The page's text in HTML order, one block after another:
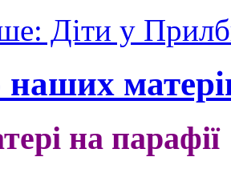
Діти у
наших
на парафії